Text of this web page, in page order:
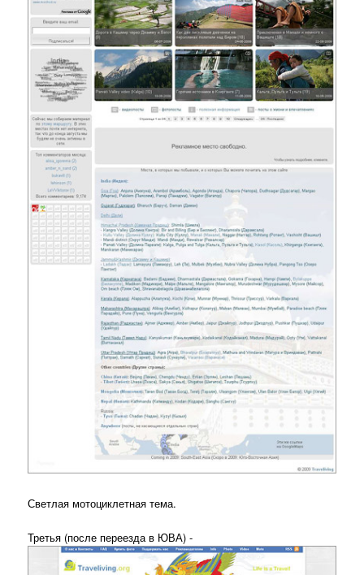
Светлая мотоциклетная тема.
Третья (после переезда в ЮВА) -